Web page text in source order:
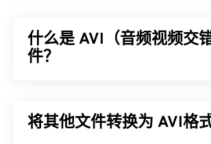
什么是 AVI（音频视频交
件？
助第三方程序，AVI 可以支持章节、
将其他文件转换为 AVI格